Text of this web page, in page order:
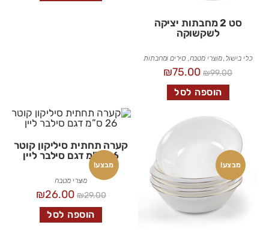
סט 2 מחבתות יציקה
לשקשוקה
כלי בישול,מוצרי מטבח,סירים ומחבתות
₪99.00
₪75.00
הוספה לסל
מבצע! מבצע!
קערה תחתית סיליקון קוטר
26 ס”מ דגם סילבר ליין
מוצרי מטבח
₪29.00
₪26.00
הוספה לסל